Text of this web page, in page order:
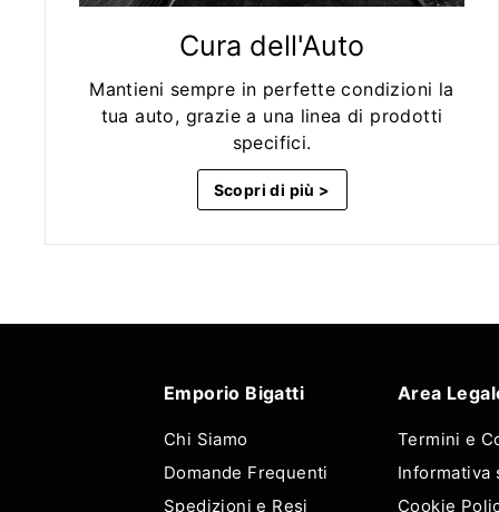
Cura dell'Auto
Mantieni sempre in perfette condizioni la
tua auto, grazie a una linea di prodotti
specifici.
Scopri di più >
Emporio Bigatti
Chi Siamo
Domande Frequenti
Spedizioni e Resi
Area
Termini e
Informativa
Cookie